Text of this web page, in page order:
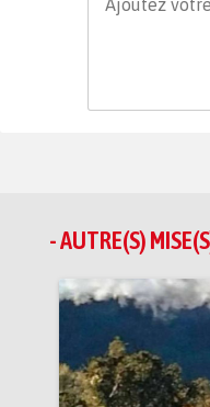
- AUTRE(S)